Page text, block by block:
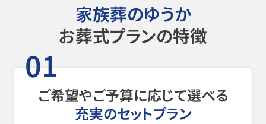
家族葬のゆうか
お葬式プランの特徴
01
ご希望やご予算に応じて選べる
充実のセットプラン